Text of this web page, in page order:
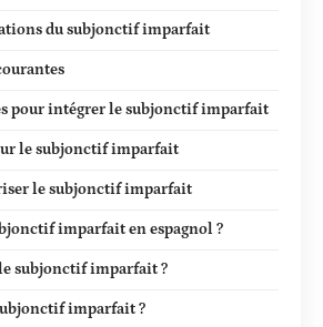
du subjonctif imparfait
pour intégrer le subjonctif imparfait
le subjonctif imparfait
le subjonctif imparfait
imparfait en espagnol ?
subjonctif imparfait ?
imparfait ?